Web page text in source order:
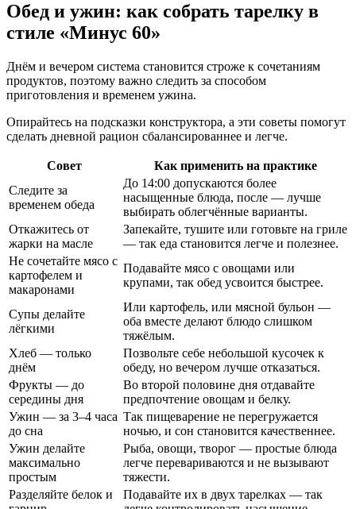
Обед и ужин: как собрать тарелку в
стиле «Минус 60»
Днём и вечером система становится строже к сочетаниям
продуктов, поэтому важно следить за способом
приготовления и временем ужина.
Опирайтесь на подсказки конструктора, а эти советы помогут
сделать дневной рацион сбалансированнее и легче.
Совет
Как применить на практике
Следите за
временем обеда
До 14:00 допускаются более
насыщенные блюда, после — лучше
выбирать облегчённые варианты.
Откажитесь от
жарки на масле
Запекайте, тушите или готовьте на гриле
— так еда становится легче и полезнее.
Не сочетайте мясо с
картофелем и
макаронами
Подавайте мясо с овощами или
крупами, так обед усвоится быстрее.
Супы делайте
лёгкими
Или картофель, или мясной бульон —
оба вместе делают блюдо слишком
тяжёлым.
Хлеб — только
днём
Позвольте себе небольшой кусочек к
обеду, но вечером лучше отказаться.
Фрукты — до
середины дня
Во второй половине дня отдавайте
предпочтение овощам и белку.
Ужин — за 3–4 часа
до сна
Так пищеварение не перегружается
ночью, и сон становится качественнее.
Ужин делайте
максимально
простым
Рыба, овощи, творог — простые блюда
легче перевариваются и не вызывают
тяжести.
Разделяйте белок и
Подавайте их в двух тарелках — так